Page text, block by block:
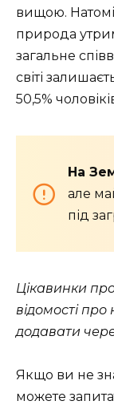
вищою.
природа
загальне
світі
50,5%
На
але
під
Цікавинки
відомості
додавати
Якщо ви не
можете